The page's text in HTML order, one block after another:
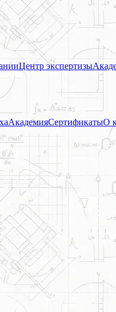
Центр экспертизы
АкадемияСертификатыО